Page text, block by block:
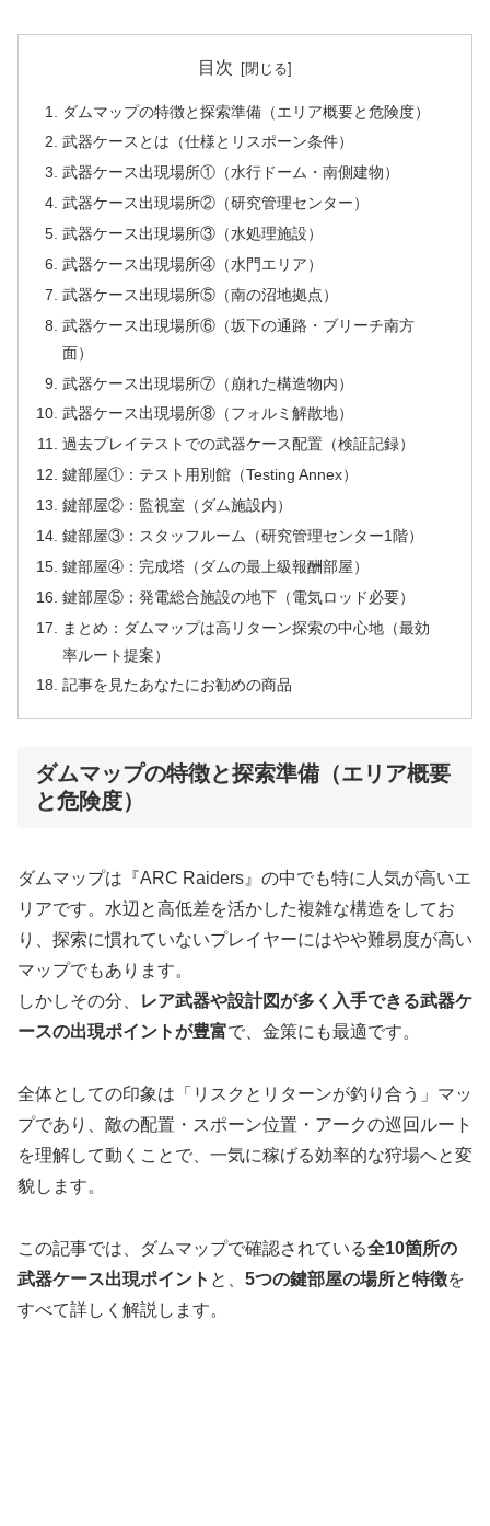
目次
ダムマップの特徴と探索準備（エリア概要と危険度）
武器ケースとは（仕様とリスポーン条件）
武器ケース出現場所①（水行ドーム・南側建物）
武器ケース出現場所②（研究管理センター）
武器ケース出現場所③（水処理施設）
武器ケース出現場所④（水門エリア）
武器ケース出現場所⑤（南の沼地拠点）
武器ケース出現場所⑥（坂下の通路・ブリーチ南方
面）
武器ケース出現場所⑦（崩れた構造物内）
武器ケース出現場所⑧（フォルミ解散地）
過去プレイテストでの武器ケース配置（検証記録）
鍵部屋①：テスト用別館（Testing Annex）
鍵部屋②：監視室（ダム施設内）
鍵部屋③：スタッフルーム（研究管理センター1階）
鍵部屋④：完成塔（ダムの最上級報酬部屋）
鍵部屋⑤：発電総合施設の地下（電気ロッド必要）
まとめ：ダムマップは高リターン探索の中心地（最効
率ルート提案）
記事を見たあなたにお勧めの商品
ダムマップの特徴と探索準備（エリア概要
と危険度）
ダムマップは『ARC Raiders』の中でも特に人気が高いエ
リアです。水辺と高低差を活かした複雑な構造をしてお
り、探索に慣れていないプレイヤーにはやや難易度が高い
マップでもあります。
しかしその分、
レア武器や設計図が多く入手できる武器ケ
ースの出現ポイントが豊富で、金策にも最適です。
全体としての印象は「リスクとリターンが釣り合う」マッ
プであり、敵の配置・スポーン位置・アークの巡回ルート
を理解して動くことで、一気に稼げる効率的な狩場へと変
貌します。
この記事では、ダムマップで確認されている全10箇所の
武器ケース出現ポイント と、 5つの鍵部屋の場所と特徴を
すべて詳しく解説します。